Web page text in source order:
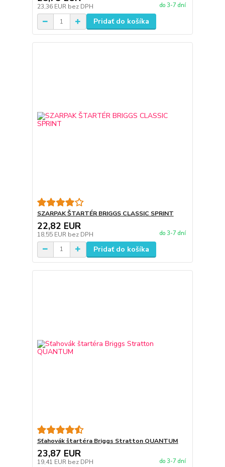
23,36 EUR bez DPH do 3-7 dní
Pridať do košíka
SZARPAK ŠTARTÉR BRIGGS CLASSIC SPRINT
22,82 EUR
18,55 EUR bez DPH do 3-7 dní
Pridať do košíka
Sťahovák štartéra Briggs Stratton QUANTUM
23,87 EUR
19,41 EUR bez DPH do 3-7 dní